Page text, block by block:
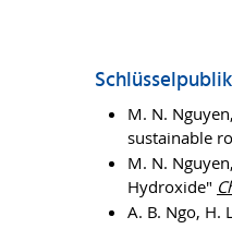
M. N.
sustainable
M. N.
Hydroxide"
A. B. Ngo, H.